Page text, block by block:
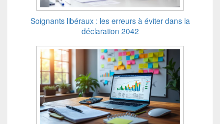
Soignants libéraux : les erreurs à éviter dans la
déclaration 2042